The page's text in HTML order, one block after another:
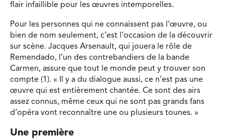
flair infaillible pour les œuvres intemporelles.
Pour les personnes qui ne connaissent pas l’œuvre, ou
bien de nom seulement, c’est l’occasion de la découvrir
sur scène. Jacques Arsenault, qui jouera le rôle de
Remendado, l’un des contrebandiers de la bande
Carmen, assure que tout le monde peut y trouver son
compte (1). « Il y a du dialogue aussi, ce n’est pas une
œuvre qui est entièrement chantée. Ce sont des airs
assez connus, même ceux qui ne sont pas grands fans
d’opéra vont reconnaître une ou plusieurs tounes. »
Une première